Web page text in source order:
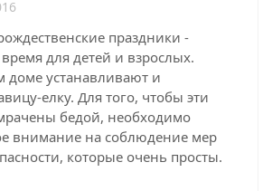
праздники -
для детей и взрослых.
доме устанавливают и
елку. Для того, чтобы эти
бедой, необходимо
внимание на соблюдение мер
которые очень просты.